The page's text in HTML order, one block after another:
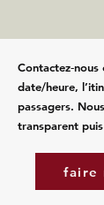
date/heure,
passagers.
transparent
faire